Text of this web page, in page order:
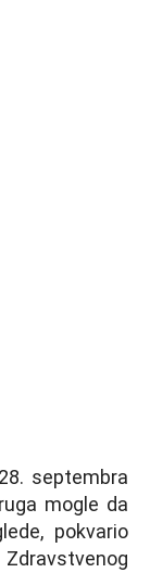
septembra
mogle da
pokvario